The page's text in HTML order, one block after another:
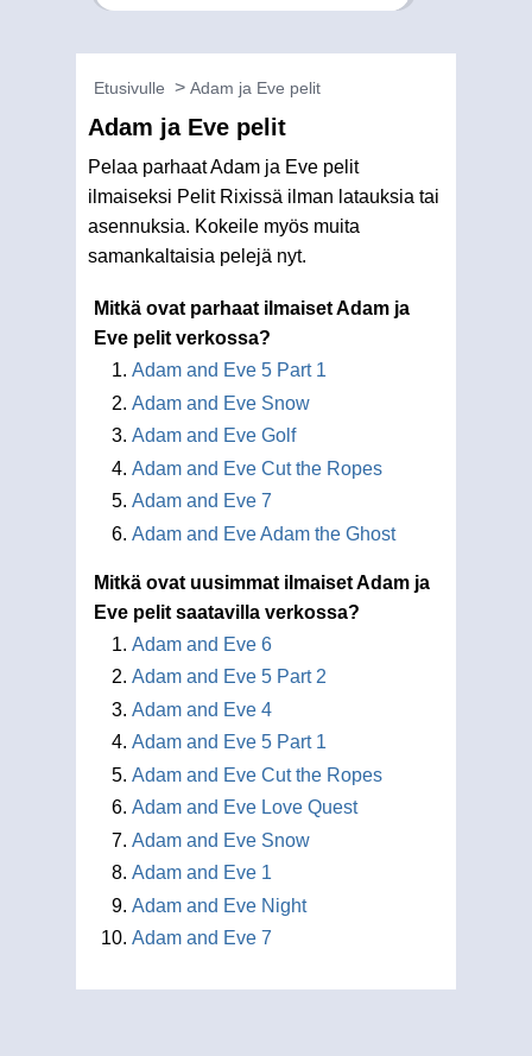
Etusivulle Adam ja Eve pelit
Adam ja Eve pelit
Pelaa parhaat Adam ja Eve pelit
ilmaiseksi Pelit Rixissä ilman latauksia tai
asennuksia. Kokeile myös muita
samankaltaisia pelejä nyt.
Mitkä ovat parhaat ilmaiset Adam ja
Eve pelit verkossa?
Adam and Eve 5 Part 1
Adam and Eve Snow
Adam and Eve Golf
Adam and Eve Cut the Ropes
Adam and Eve 7
Adam and Eve Adam the Ghost
Mitkä ovat uusimmat ilmaiset Adam ja
Eve pelit saatavilla verkossa?
Adam and Eve 6
Adam and Eve 5 Part 2
Adam and Eve 4
Adam and Eve 5 Part 1
Adam and Eve Cut the Ropes
Adam and Eve Love Quest
Adam and Eve Snow
Adam and Eve 1
Adam and Eve Night
Adam and Eve 7